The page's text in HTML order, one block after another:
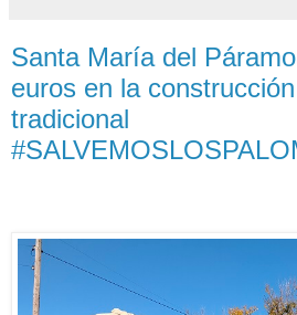
Santa María del
euros en la
tradicional